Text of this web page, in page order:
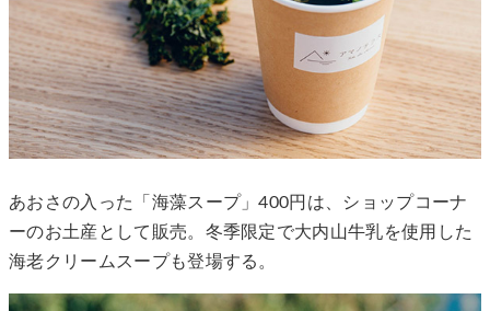
あおさの入った「海藻スープ」400円は、ショップコーナ
ーのお土産として販売。冬季限定で大内山牛乳を使用した
海老クリームスープも登場する。